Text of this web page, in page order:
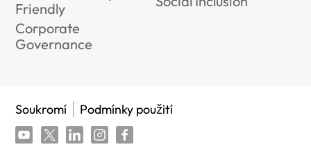
Friendly
Corporate
Governance
Soukromí Podmínky použití